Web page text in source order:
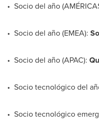
• Socio del año
• Socio del año (EMEA):
• Socio del año (APAC):
• Socio tecnológico del
• Socio tecnológico